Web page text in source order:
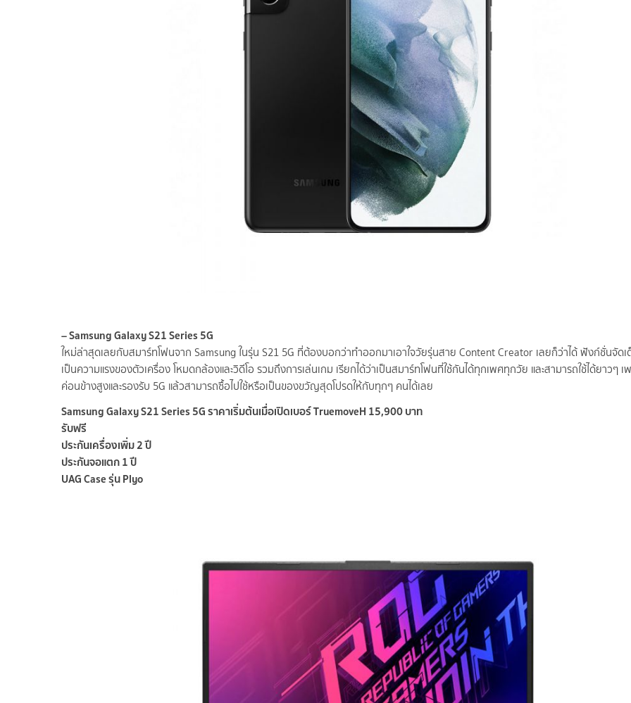
– Samsung Galaxy S21 Series 5G
ใหม่ล่าสุดเลยกับสมาร์ทโฟนจาก Samsung ในรุ่น S21 5G ที่ต้องบอกว่าทำออกมาเอาใจวัยรุ่นสาย Content Creator เลยก็ว่าได้ ฟังก์ชั่นจัดเ
เป็นความแรงของตัวเครื่อง โหมดกล้องและวิดีโอ รวมถึงการเล่นเกม เรียกได้ว่าเป็นสมาร์ทโฟนที่ใช้กันได้ทุกเพศทุกวัย และสามารถใช้ได้ยาวๆ เ
ค่อนข้างสูงและรองรับ 5G แล้วสามารถซื้อไปใช้หรือเป็นของขวัญสุดโปรดให้กับทุกๆ คนได้เลย
Samsung Galaxy S21 Series 5G ราคาเริ่มต้นเมื่อเปิดเบอร์ TruemoveH 15,900 บาท
รับฟรี
ประกันเครื่องเพิ่ม 2 ปี
ประกันจอแตก 1 ปี
UAG Case รุ่น Plyo